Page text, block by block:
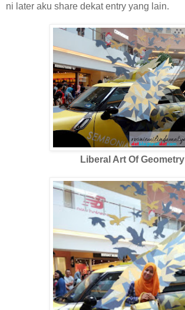
ni later aku share dekat entry yang lain.
Liberal Art Of Geometry